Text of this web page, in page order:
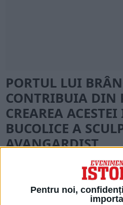
Pentru noi,
PORTUL LUI
CONTRIBUIA DIN
CREAREA
BUCOLICE A
AVANGARDIST
Șorțul, salopetele albe,
lungă și neîngrijită
personaj plin de